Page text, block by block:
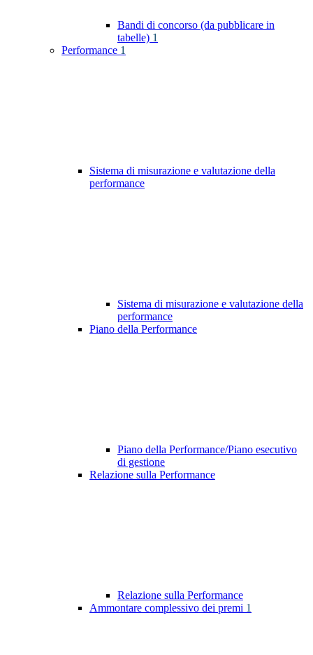
Bandi di concorso (da pubblicare in
tabelle) 1
Performance 1
Sistema di misurazione e valutazione della
performance
Sistema di misurazione e valutazione della
performance
Piano della Performance
Piano della Performance/Piano esecutivo
di gestione
Relazione sulla Performance
Relazione sulla Performance
Ammontare complessivo dei premi 1